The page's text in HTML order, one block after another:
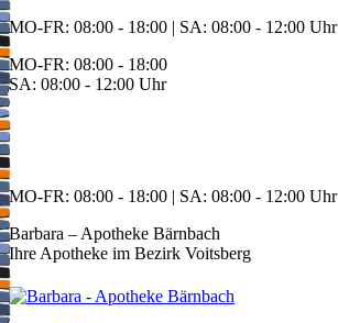
Zum
Inhalt
springen
MO-FR: 08:00 - 18:00 | SA: 08:00 - 12:00 Uhr
MO-FR: 08:00 - 18:00
SA: 08:00 - 12:00 Uhr
BEREITSCHAFT
+43 3142 62553
MO-FR: 08:00 - 18:00 | SA: 08:00 - 12:00 Uhr
Barbara – Apotheke Bärnbach
Ihre Apotheke im Bezirk Voitsberg